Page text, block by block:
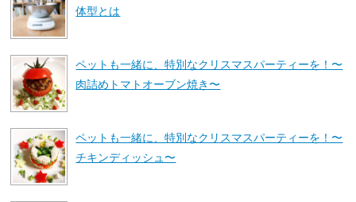
体型とは
ペットも一緒に、特別なクリスマスパーティーを！〜
肉詰めトマトオーブン焼き〜
ペットも一緒に、特別なクリスマスパーティーを！〜
チキンディッシュ〜